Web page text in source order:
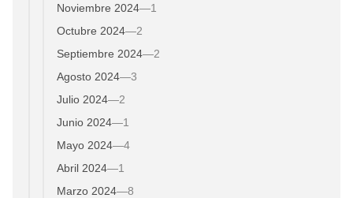
Noviembre 2024—1
Octubre 2024—2
Septiembre 2024—2
Agosto 2024—3
Julio 2024—2
Junio 2024—1
Mayo 2024—4
Abril 2024—1
Marzo 2024—8